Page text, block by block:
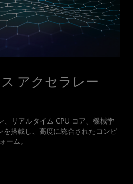
アクセラレー
、リアルタイム CPU コア、機械学
を搭載し、高度に統合されたコンピ
ーム。